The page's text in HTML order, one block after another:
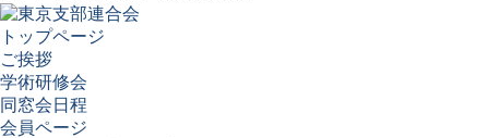
トップページ
ご挨拶
学術研修会
同窓会日程
会員ページ